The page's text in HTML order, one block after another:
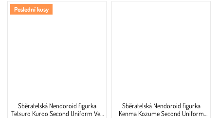
Poslední kusy
Sběratelská Nendoroid figurka
Tetsuro Kuroo Second Uniform Ver.
Sběratelská Nendoroid figurka
Kenma Kozume Second Uniform